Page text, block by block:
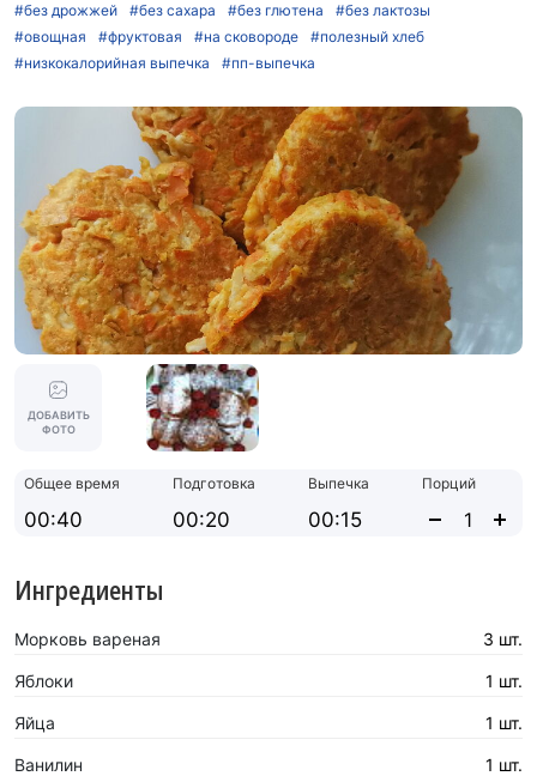
#без дрожжей #без сахара #без глютена
#без лактозы
#овощная
#фруктовая #на сковороде
#полезный хлеб
#низкокалорийная выпечка
#пп-выпечка
ДОБАВИТЬ
ФОТО
Общее время
00:40
Подготовка
00:20
Выпечка
00:15
Порций
Ингредиенты
Морковь вареная 3 шт.
Яблоки 1 шт.
Яйца 1 шт.
Ванилин 1 шт.